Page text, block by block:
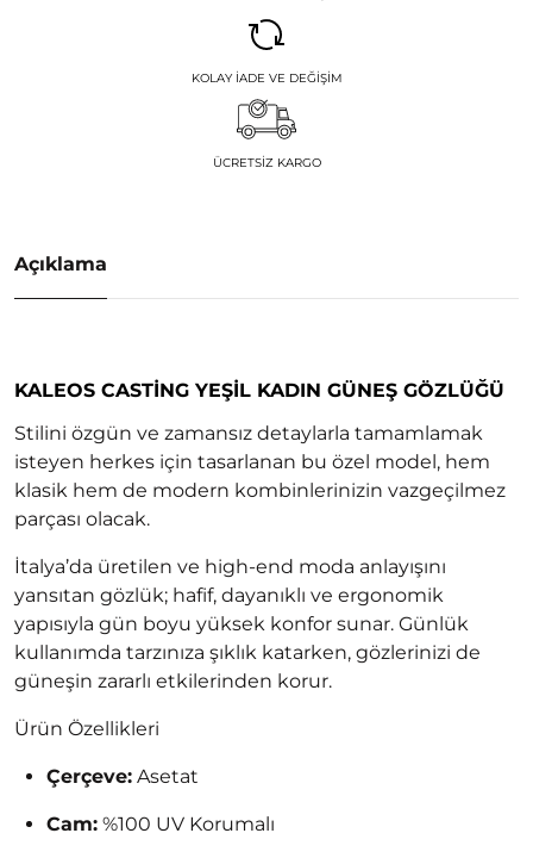
KOLAY İADE VE DEĞIŞIM
ÜCRETSIZ KARGO
Açıklama
KALEOS CASTING YEŞIL KADIN GÜNEŞ GÖZLÜĞÜ
Stilini özgün ve zamansız detaylarla tamamlamak
isteyen herkes için tasarlanan bu özel model, hem
klasik hem de modern kombinlerinizin vazgeçilmez
parçası olacak.
İtalya’da üretilen ve high-end moda anlayışını
yansıtan gözlük; hafif, dayanıklı ve ergonomik
yapısıyla gün boyu yüksek konfor sunar. Günlük
kullanımda tarzınıza şıklık katarken, gözlerinizi de
güneşin zararlı etkilerinden korur.
Ürün Özellikleri
Çerçeve: Asetat
Cam: %100 UV Korumalı